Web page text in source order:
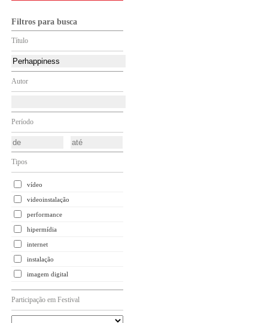
Filtros para busca
Título
Autor
Período
Tipos
vídeo
videoinstalação
performance
hipermídia
internet
instalação
imagem digital
Participação em Festival